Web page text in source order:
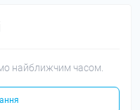
найближчим часом.